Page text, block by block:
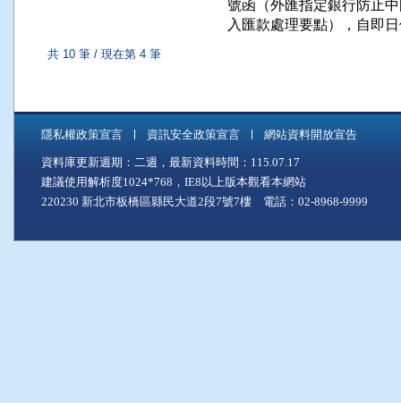
號函（外匯指定銀行防止
入匯款處理要點），自即
共 10 筆 / 現在第 4 筆
隱私權政策宣言 資訊安全政策宣言 網站資料開放宣告
資料庫更新週期：二週，最新資料時間：115.07.17
建議使用解析度1024*768，IE8以上版本觀看本網站
220230 新北市板橋區縣民大道2段7號7樓 電話：02-8968-9999